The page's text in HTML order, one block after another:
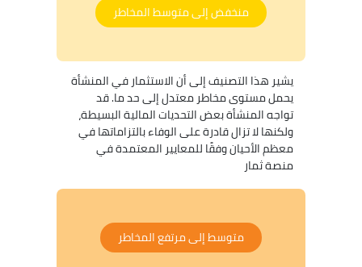
منخفض إلى متوسط المخاطر
يشير هذا التصنيف إلى أن الاستثمار في المنشأة
يحمل مستوى مخاطر معتدل إلى حد ما. قد
تواجه المنشأة بعض التحديات المالية البسيطة،
ولكنها لا تزال قادرة على الوفاء بالتزاماتها في
معظم الأحيان وفقًا للمعايير المعتمدة في
منصة ثمار
متوسط إلى مرتفع المخاطر